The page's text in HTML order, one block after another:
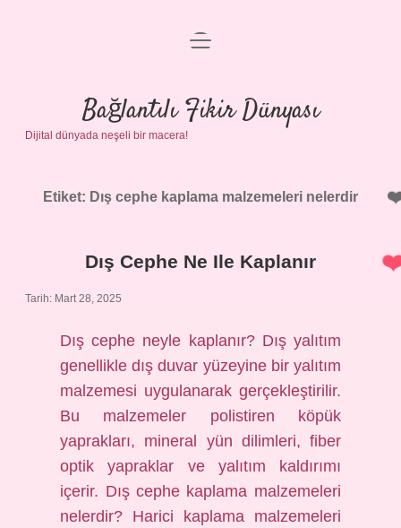
Anasayfa
Gizlilik Politikası
Yasal Uyarı
menüyü
Bağlantılı Fikir Dünyası
Dijital dünyada neşeli bir macera!
Etiket: Dış cephe kaplama malzemeleri nelerdir
Dış Cephe Ne Ile Kaplanır
Tarih: Mart 28, 2025
Dış cephe neyle kaplanır? Dış yalıtım
genellikle dış duvar yüzeyine bir yalıtım
malzemesi uygulanarak gerçekleştirilir.
Bu malzemeler polistiren köpük
yaprakları, mineral yün dilimleri, fiber
optik yapraklar ve yalıtım kaldırımı
içerir. Dış cephe kaplama malzemeleri
nelerdir? Harici kaplama malzemeleri